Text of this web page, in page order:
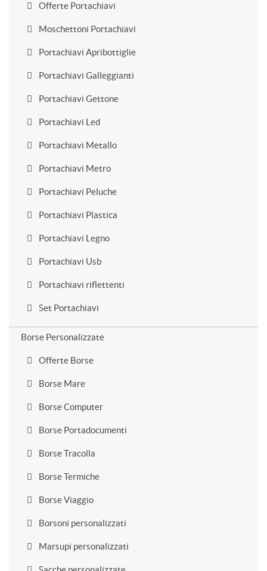
Offerte Portachiavi
Moschettoni Portachiavi
Portachiavi Apribottiglie
Portachiavi Galleggianti
Portachiavi Gettone
Portachiavi Led
Portachiavi Metallo
Portachiavi Metro
Portachiavi Peluche
Portachiavi Plastica
Portachiavi Legno
Portachiavi Usb
Portachiavi riflettenti
Set Portachiavi
Borse Personalizzate
Offerte Borse
Borse Mare
Borse Computer
Borse Portadocumenti
Borse Tracolla
Borse Termiche
Borse Viaggio
Borsoni personalizzati
Marsupi personalizzati